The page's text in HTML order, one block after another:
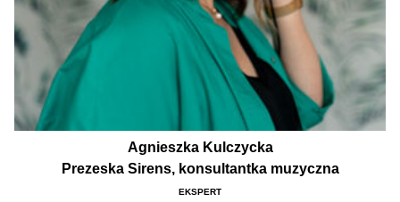
Agnieszka Kulczycka
Prezeska Sirens, konsultantka muzyczna
EKSPERT